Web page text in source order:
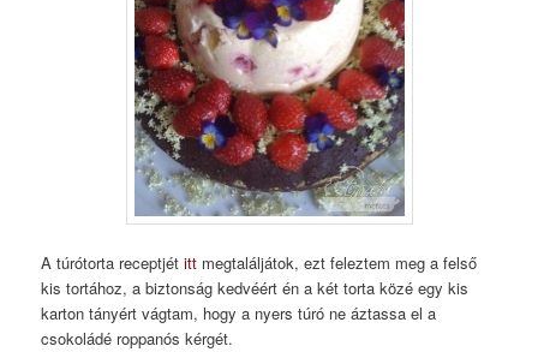
A túrótorta receptjét itt megtaláljátok, ezt feleztem meg a felső
kis tortához, a biztonság kedvéért én a két torta közé egy kis
karton tányért vágtam, hogy a nyers túró ne áztassa el a
csokoládé roppanós kérgét.